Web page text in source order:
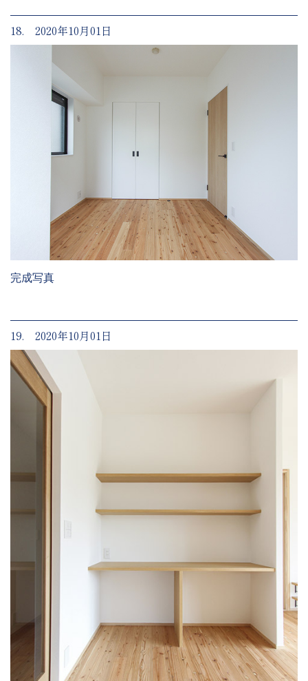
18. 2020年10月01日
完成写真
19. 2020年10月01日